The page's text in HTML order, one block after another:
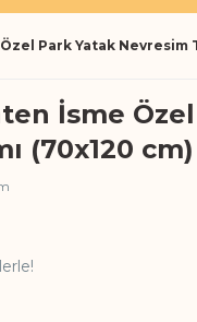
Park Yatak Nevresim
İsme
(70x120